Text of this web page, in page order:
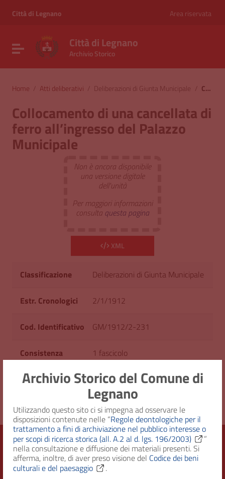
Archivio Storico del Comune di
Legnano
Utilizzando questo sito ci si impegna ad osservare le
disposizioni contenute nelle “Regole deontologiche per il
trattamento a fini di archiviazione nel pubblico interesse o
per scopi di ricerca storica (all. A.2 al d. lgs. 196/2003)
”
nella consultazione e diffusione dei materiali presenti. Si
afferma, inoltre, di aver preso visione del Codice dei beni
culturali e del paesaggio
.
Vai al menu di navigazione
Città di Legnano Area riservata
Attiva / disattiva la navigazione
Città di Legnano
Archivio Storico
Home / Atti deliberativi / Deliberazioni di Giunta Municipale / Collocamento di una cancellata di ferro all’ingresso del Palazzo Municipale
Collocamento di una cancellata di
ferro all’ingresso del Palazzo
Municipale
Non è ancora disponibile
una versione digitale
dell'unità
Per maggiori informazioni
consulta questa pagina
XML
Classificazione Deliberazioni di Giunta Municipale
Estr. Cronologici 2/1/1912
Cod. Identificativo GM/1912/2-231
Consistenza 1 fascicolo
Originale su GM/17 - Dal 1911 al 1912
Città di Legnano – Archivio Storico